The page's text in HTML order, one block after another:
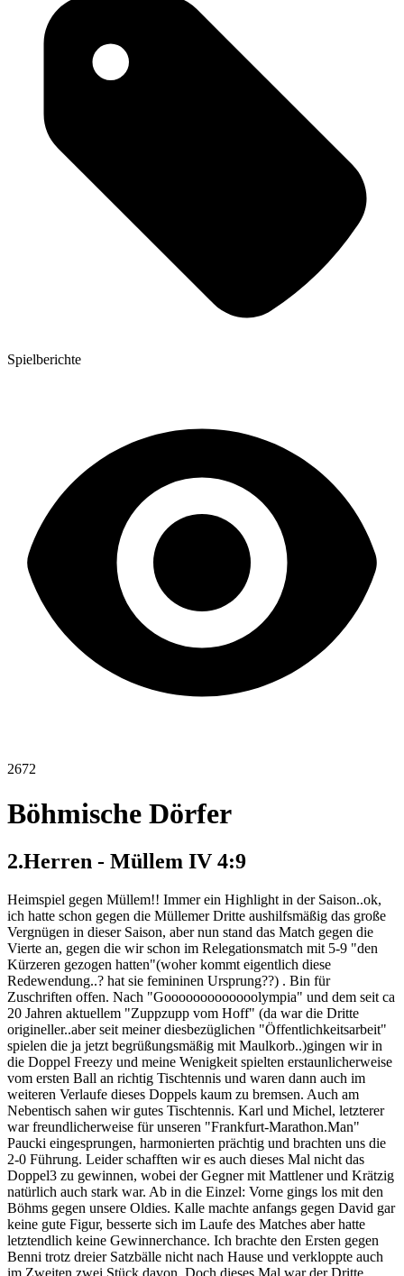
Spielberichte
2672
Böhmische Dörfer
2.Herren - Müllem IV 4:9
Heimspiel gegen Müllem!! Immer ein Highlight in der Saison..ok,
ich hatte schon gegen die Müllemer Dritte aushilfsmäßig das große
Vergnügen in dieser Saison, aber nun stand das Match gegen die
Vierte an, gegen die wir schon im Relegationsmatch mit 5-9 "den
Kürzeren gezogen hatten"(woher kommt eigentlich diese
Redewendung..? hat sie femininen Ursprung??) . Bin für
Zuschriften offen. Nach "Gooooooooooooolympia" und dem seit ca
20 Jahren aktuellem "Zuppzupp vom Hoff" (da war die Dritte
origineller..aber seit meiner diesbezüglichen "Öffentlichkeitsarbeit"
spielen die ja jetzt begrüßungsmäßig mit Maulkorb..)gingen wir in
die Doppel Freezy und meine Wenigkeit spielten erstaunlicherweise
vom ersten Ball an richtig Tischtennis und waren dann auch im
weiteren Verlaufe dieses Doppels kaum zu bremsen. Auch am
Nebentisch sahen wir gutes Tischtennis. Karl und Michel, letzterer
war freundlicherweise für unseren "Frankfurt-Marathon.Man"
Paucki eingesprungen, harmonierten prächtig und brachten uns die
2-0 Führung. Leider schafften wir es auch dieses Mal nicht das
Doppel3 zu gewinnen, wobei der Gegner mit Mattlener und Krätzig
natürlich auch stark war. Ab in die Einzel: Vorne gings los mit den
Böhms gegen unsere Oldies. Kalle machte anfangs gegen David gar
keine gute Figur, besserte sich im Laufe des Matches aber hatte
letztendlich keine Gewinnerchance. Ich brachte den Ersten gegen
Benni trotz dreier Satzbälle nicht nach Hause und verkloppte auch
im Zweiten zwei Stück davon. Doch dieses Mal war der Dritte